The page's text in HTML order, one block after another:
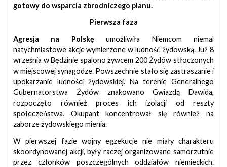
gotowy do wsparcia zbrodniczego planu.
Pierwsza faza
Agresja na Polskęumożliwiła Niemcom niemal
natychmiastowe akcje wymierzone w ludność żydowską. Już 8
września w Będzinie spalono żywcem 200 Żydów stłoczonych
w miejscowej synagodze. Powszechnie stało się zastraszanie i
upokarzanie ludności żydowskiej. Na terenie Generalnego
Gubernatorstwa Żydów znakowano Gwiazdą Dawida,
rozpoczęto również proces ich izolacji od reszty
społeczeństwa. Okupant koncentrował się również na
zaborze żydowskiego mienia.
W pierwszej fazie wojny egzekucje nie miały charakteru
skoordynowanej akcji, były raczej organizowane samorzutnie
przez członków poszczególnych oddziałów niemieckich.